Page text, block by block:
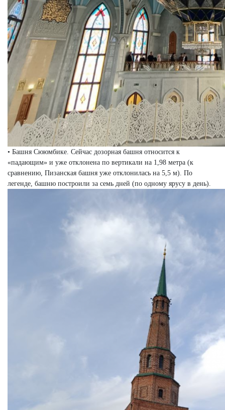
• Башня Сююмбике. Сейчас дозорная башня относится к
«падающим» и уже отклонена по вертикали на 1,98 метра (к
сравнению, Пизанская башня уже отклонилась на 5,5 м). По
легенде, башню построили за семь дней (по одному ярусу в день).